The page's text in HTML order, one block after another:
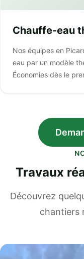
Chauffe-eau
Nos équipes en
eau par un modèle
Économies dès le
Travaux
Découvrez
chantiers